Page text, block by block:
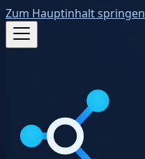
Zum Hauptinhalt springen